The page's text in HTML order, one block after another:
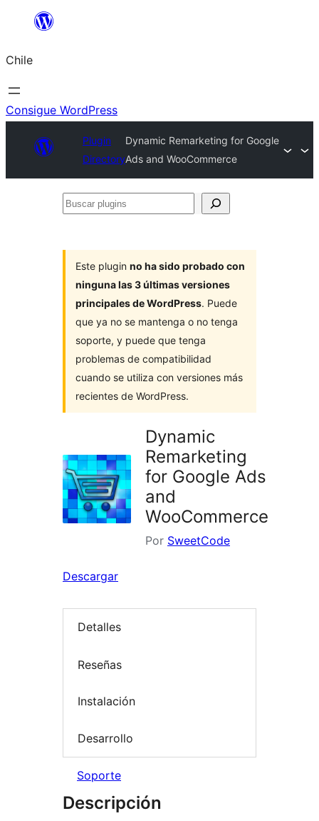
Saltar
contenido
Chile
Consigue WordPress
Plugin
Directory
Dynamic Remarketing for Google
Ads and WooCommerce
Buscar
Este plugin no ha sido probado con
ninguna las 3 últimas versiones
principales de WordPress. Puede
que ya no se mantenga o no tenga
soporte, y puede que tenga
problemas de compatibilidad
cuando se utiliza con versiones más
recientes de WordPress.
Dynamic
Remarketing
for Google Ads
and
WooCommerce
Por SweetCode
Descargar
Detalles
Reseñas
Instalación
Desarrollo
Soporte
Descripción